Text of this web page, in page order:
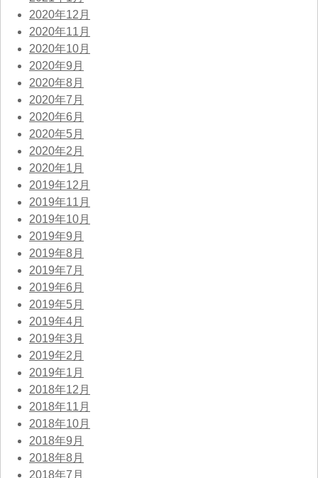
2020年12月
2020年11月
2020年10月
2020年9月
2020年8月
2020年7月
2020年6月
2020年5月
2020年2月
2020年1月
2019年12月
2019年11月
2019年10月
2019年9月
2019年8月
2019年7月
2019年6月
2019年5月
2019年4月
2019年3月
2019年2月
2019年1月
2018年12月
2018年11月
2018年10月
2018年9月
2018年8月
2018年7月